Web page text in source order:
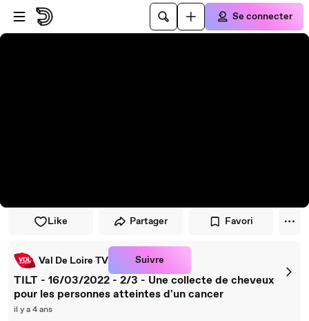
Passer au player
Passer au contenu principal
Se connecter
Like Partager Favori
Val De Loire TV Suivre
TILT - 16/03/2022 - 2/3 - Une collecte de cheveux
pour les personnes atteintes d'un cancer
il y a 4 ans